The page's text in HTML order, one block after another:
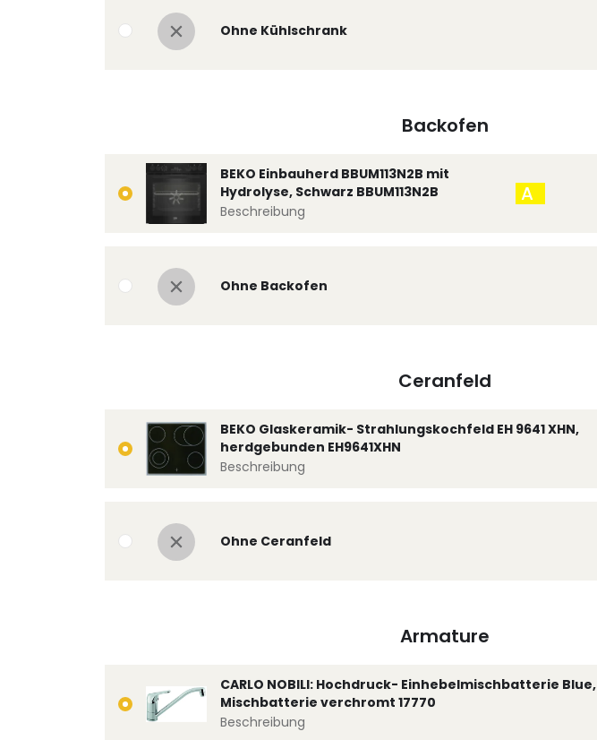
Ohne Kühlschrank
Backofen
BEKO Einbauherd BBUM113N2B mit
Hydrolyse, Schwarz BBUM113N2B
Beschreibung
A
Ohne Backofen
Ceranfeld
BEKO Glaskeramik- Strahlungskochfeld EH 9641 XHN,
herdgebunden EH9641XHN
Beschreibung
Ohne Ceranfeld
Armature
CARLO NOBILI: Hochdruck- Einhebelmischbatterie Blue,
Mischbatterie verchromt 17770
Beschreibung